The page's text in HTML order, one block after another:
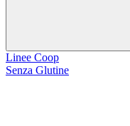
Linee Coop
Senza Glutine